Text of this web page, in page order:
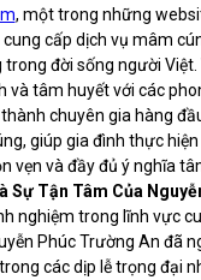
, một trong những
cấp dịch vụ mâm
đời sống người Việt.
và tâm huyết với các
chuyên gia hàng
giúp gia đình thực
vẹn và đầy đủ ý nghĩa
Sự Tận Tâm Của
nghiệm trong lĩnh vực
Phúc Trường An đã
các dịp lễ trọng đại